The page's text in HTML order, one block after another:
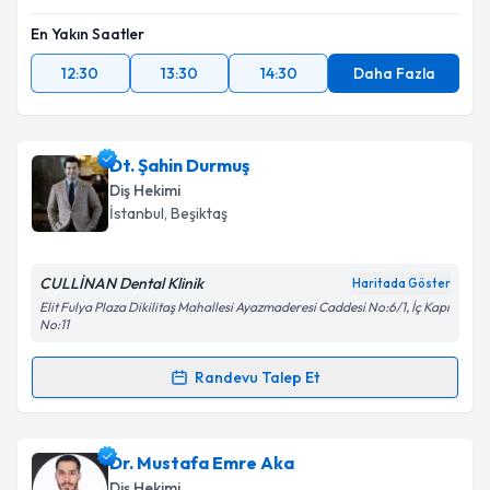
En Yakın Saatler
12:30
13:30 14:30 Daha Fazla
Dt. Şahin Durmuş
Diş Hekimi
İstanbul, Beşiktaş
CULLİNAN Dental Klinik Haritada Göster
Elit Fulya Plaza Dikilitaş Mahallesi Ayazmaderesi Caddesi No:6/1, İç Kapı
No:11
Randevu Talep Et
Randevu Takvimi Talebi
Dt. Şahin Durmuşiçin randevu takvimi talebi
oluşturun. Size bu uzmandan randevu almanız için bir
Dr. Mustafa Emre Aka